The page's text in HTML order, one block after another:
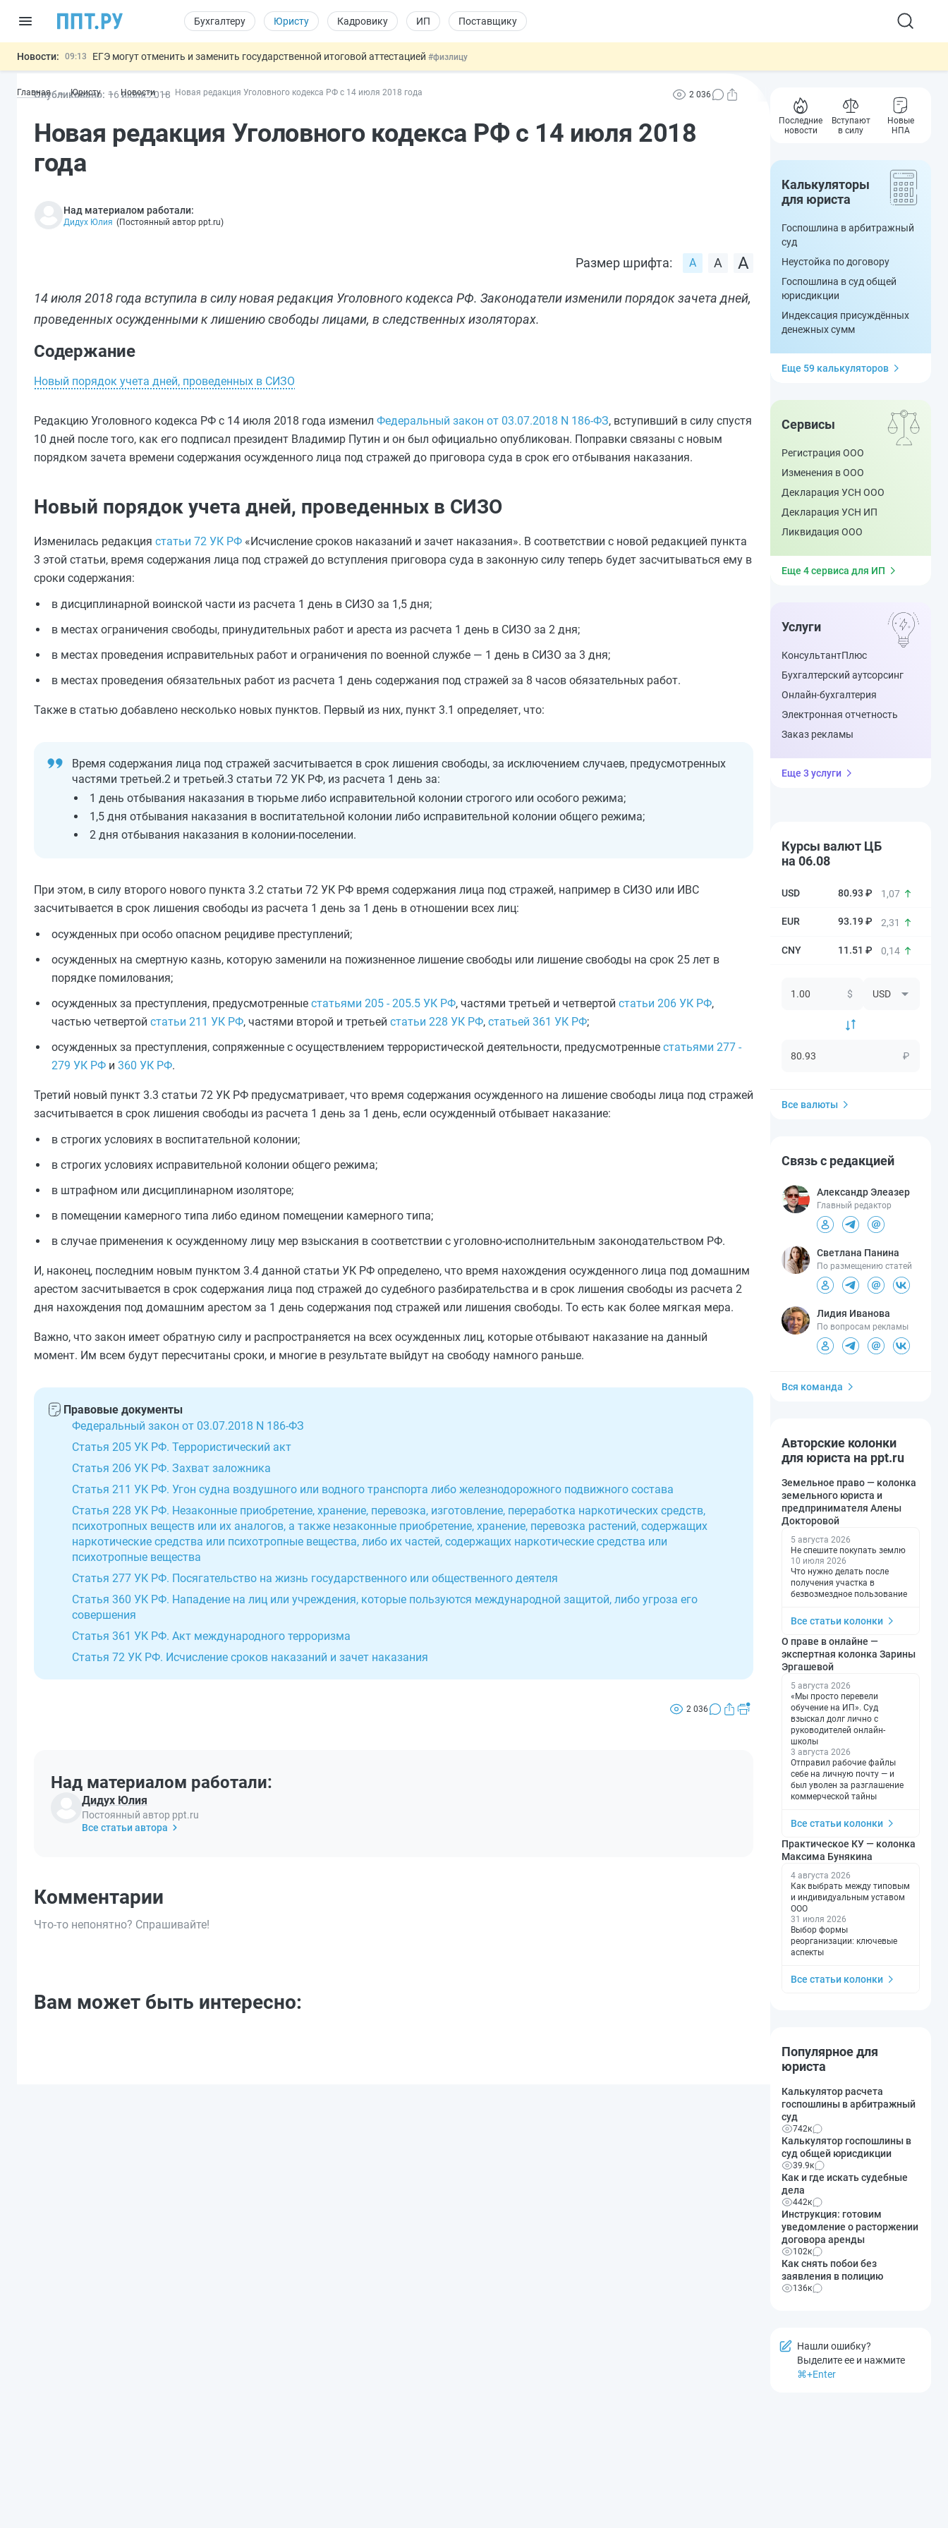
Бухгалтеру Юристу Кадровику ИП Поставщику
Новости: 09:13 ЕГЭ могут отменить и заменить государственной итоговой аттестацией #физлицу
06.08 Минпромторг предложил запретить смешанные лоты электроники в госзакупках
06.08
Важно Обеспечительный платёж СПОТ могут заменить банковской гарантией #бухгалтеру
Главная Юристу Новости Новая редакция Уголовного кодекса РФ с 14 июля 2018 года
Опубликовано: 16 июля2018 2 036
Новая редакция Уголовного кодекса РФ с 14 июля 2018
года
Над материалом работали:
Дидух Юлия (Постоянный автор ppt.ru)
Размер шрифта:
14 июля 2018 года вступила в силу новая редакция Уголовного кодекса РФ. Законодатели изменили порядок зачета дней,
проведенных осужденными к лишению свободы лицами, в следственных изоляторах.
Содержание
Новый порядок учета дней, проведенных в СИЗО
Редакцию Уголовного кодекса РФ с 14 июля 2018 года изменил Федеральный закон от 03.07.2018 N 186-ФЗ, вступивший в силу спустя
10 дней после того, как его подписал президент Владимир Путин и он был официально опубликован. Поправки связаны с новым
порядком зачета времени содержания осужденного лица под стражей до приговора суда в срок его отбывания наказания.
Новый порядок учета дней, проведенных в СИЗО
Изменилась редакция статьи 72 УК РФ «Исчисление сроков наказаний и зачет наказания». В соответствии с новой редакцией пункта
3 этой статьи, время содержания лица под стражей до вступления приговора суда в законную силу теперь будет засчитываться ему в
сроки содержания:
в дисциплинарной воинской части из расчета 1 день в СИЗО за 1,5 дня;
в местах ограничения свободы, принудительных работ и ареста из расчета 1 день в СИЗО за 2 дня;
в местах проведения исправительных работ и ограничения по военной службе — 1 день в СИЗО за 3 дня;
в местах проведения обязательных работ из расчета 1 день содержания под стражей за 8 часов обязательных работ.
Также в статью добавлено несколько новых пунктов. Первый из них, пункт 3.1 определяет, что:
Время содержания лица под стражей засчитывается в срок лишения свободы, за исключением случаев, предусмотренных
частями третьей.2 и третьей.3 статьи 72 УК РФ, из расчета 1 день за:
1 день отбывания наказания в тюрьме либо исправительной колонии строгого или особого режима;
1,5 дня отбывания наказания в воспитательной колонии либо исправительной колонии общего режима;
2 дня отбывания наказания в колонии-поселении.
При этом, в силу второго нового пункта 3.2 статьи 72 УК РФ время содержания лица под стражей, например в СИЗО или ИВС
засчитывается в срок лишения свободы из расчета 1 день за 1 день в отношении всех лиц:
осужденных при особо опасном рецидиве преступлений;
осужденных на смертную казнь, которую заменили на пожизненное лишение свободы или лишение свободы на срок 25 лет в
порядке помилования;
осужденных за преступления, предусмотренные статьями 205 - 205.5 УК РФ, частями третьей и четвертой статьи 206 УК РФ,
частью четвертой статьи 211 УК РФ, частями второй и третьей статьи 228 УК РФ, статьей 361 УК РФ;
осужденных за преступления, сопряженные с осуществлением террористической деятельности, предусмотренные статьями 277 -
279 УК РФ и 360 УК РФ.
Третий новый пункт 3.3 статьи 72 УК РФ предусматривает, что время содержания осужденного на лишение свободы лица под стражей
засчитывается в срок лишения свободы из расчета 1 день за 1 день, если осужденный отбывает наказание:
в строгих условиях в воспитательной колонии;
в строгих условиях исправительной колонии общего режима;
в штрафном или дисциплинарном изоляторе;
в помещении камерного типа либо едином помещении камерного типа;
в случае применения к осужденному лицу мер взыскания в соответствии с уголовно-исполнительным законодательством РФ.
И, наконец, последним новым пунктом 3.4 данной статьи УК РФ определено, что время нахождения осужденного лица под домашним
арестом засчитывается в срок содержания лица под стражей до судебного разбирательства и в срок лишения свободы из расчета 2
дня нахождения под домашним арестом за 1 день содержания под стражей или лишения свободы. То есть как более мягкая мера.
Важно, что закон имеет обратную силу и распространяется на всех осужденных лиц, которые отбывают наказание на данный
момент. Им всем будут пересчитаны сроки, и многие в результате выйдут на свободу намного раньше.
Правовые документы
Федеральный закон от 03.07.2018 N 186-ФЗ
Статья 205 УК РФ. Террористический акт
Статья 206 УК РФ. Захват заложника
Статья 211 УК РФ. Угон судна воздушного или водного транспорта либо железнодорожного подвижного состава
Статья 228 УК РФ. Незаконные приобретение, хранение, перевозка, изготовление, переработка наркотических средств,
психотропных веществ или их аналогов, а также незаконные приобретение, хранение, перевозка растений, содержащих
наркотические средства или психотропные вещества, либо их частей, содержащих наркотические средства или
психотропные вещества
Статья 277 УК РФ. Посягательство на жизнь государственного или общественного деятеля
Статья 360 УК РФ. Нападение на лиц или учреждения, которые пользуются международной защитой, либо угроза его
совершения
Статья 361 УК РФ. Акт международного терроризма
Статья 72 УК РФ. Исчисление сроков наказаний и зачет наказания
2 036
Над материалом работали:
Дидух Юлия
Постоянный автор ppt.ru
Все статьи автора
Комментарии
Что-то непонятно? Спрашивайте!
Вам может быть интересно:
Последние
новости
Вступают
в силу
Новые
НПА
Калькуляторы
для юриста
Госпошлина в арбитражный
суд
Неустойка по договору
Госпошлина в суд общей
юрисдикции
Индексация присуждённых
денежных сумм
Еще 59 калькуляторов
Сервисы
Регистрация ООО
Изменения в ООО
Декларация УСН ООО
Декларация УСН ИП
Ликвидация ООО
Еще 4 сервиса для ИП
Услуги
КонсультантПлюс
Бухгалтерский аутсорсинг
Онлайн-бухгалтерия
Электронная отчетность
Заказ рекламы
Еще 3 услуги
Курсы валют ЦБ
на 06.08
80.93 ₽ 1,07
93.19 ₽ 2,31
11.51 ₽ 0,14
$
₽
Все валюты
Связь с редакцией
Александр Элеазер
Главный редактор
Светлана Панина
По размещению статей
Лидия Иванова
По вопросам рекламы
Вся команда
Авторские колонки
для юриста на ppt.ru
Земельное право — колонка
земельного юриста и
предпринимателя Алены
Докторовой
5 августа 2026
Не спешите покупать землю
10 июля 2026
Что нужно делать после
получения участка в
безвозмездное пользование
Все статьи колонки
О праве в онлайне —
экспертная колонка Зарины
Эргашевой
5 августа 2026
«Мы просто перевели
обучение на ИП». Суд
взыскал долг лично с
руководителей онлайн-
школы
3 августа 2026
Отправил рабочие файлы
себе на личную почту — и
был уволен за разглашение
коммерческой тайны
Все статьи колонки
Практическое КУ — колонка
Максима Бунякина
4 августа 2026
Как выбрать между типовым
и индивидуальным уставом
ООО
31 июля 2026
Выбор формы
реорганизации: ключевые
аспекты
Все статьи колонки
Популярное для
юриста
Калькулятор расчета
госпошлины в арбитражный
суд
742к
Калькулятор госпошлины в
суд общей юрисдикции
39.9к
Как и где искать судебные
дела
442к
Инструкция: готовим
уведомление о расторжении
договора аренды
102к
Как снять побои без
заявления в полицию
136к
Нашли ошибку?
Выделите ее и нажмите
⌘+Enter